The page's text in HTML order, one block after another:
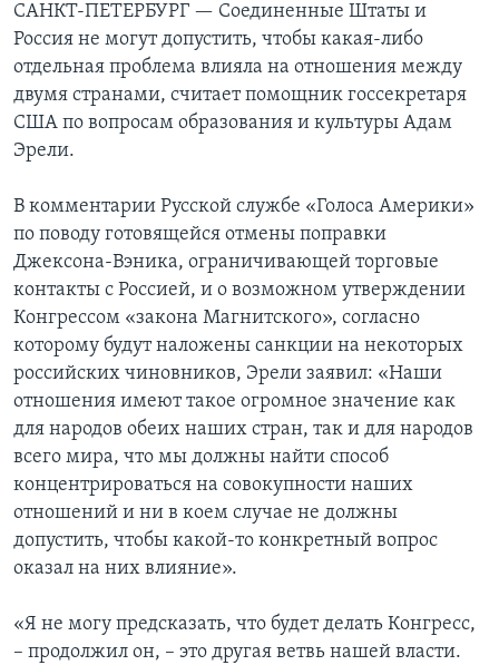
САНКТ-ПЕТЕРБУРГ — Соединенные Штаты и
Россия не могут допустить, чтобы какая-либо
отдельная проблема влияла на отношения между
двумя странами, считает помощник госсекретаря
США по вопросам образования и культуры Адам
Эрели.
В комментарии Русской службе «Голоса Америки»
по поводу готовящейся отмены поправки
Джексона-Вэника, ограничивающей торговые
контакты с Россией, и о возможном утверждении
Конгрессом «закона Магнитского», согласно
которому будут наложены санкции на некоторых
российских чиновников, Эрели заявил: «Наши
отношения имеют такое огромное значение как
для народов обеих наших стран, так и для народов
всего мира, что мы должны найти способ
концентрироваться на совокупности наших
отношений и ни в коем случае не должны
допустить, чтобы какой-то конкретный вопрос
оказал на них влияние».
«Я не могу предсказать, что будет делать Конгресс,
– продолжил он, – это другая ветвь нашей власти.